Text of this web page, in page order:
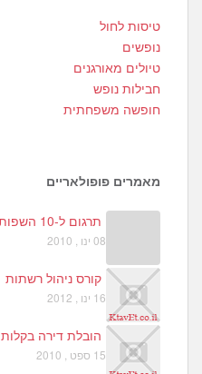
4
0
0
טיסות לחול
נופשים
טיולים מאורגנים
חבילות נופש
חופשה משפחתית
מאמרים פופולאריים
תרגום ל-10 השפות המדוברות בעולם
08 ינו , 2010
קורס ניהול רשתות
16 ינו , 2012
הובלת דירה בקלות
15 ספט , 2010